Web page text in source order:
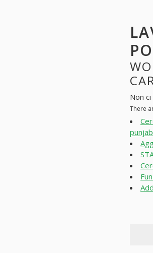
Non
There